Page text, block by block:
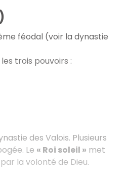
féodal (voir la dynastie
trois pouvoirs :
des Valois. Plusieurs
Le « Roi soleil » met
la volonté de Dieu.